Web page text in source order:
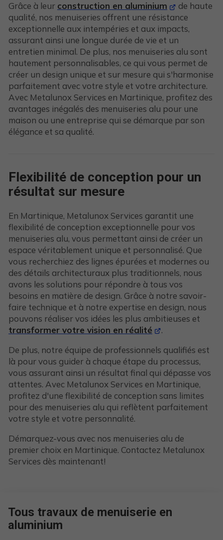
Grâce à leur construction en aluminium
de haute
qualité, nos menuiseries offrent une résistance
exceptionnelle aux intempéries et aux impacts,
assurant ainsi une longue durée de vie et un
entretien minimal. De plus, nos menuiseries alu sont
hautement personnalisables, ce qui vous permet de
créer un design unique et sur mesure qui s'harmonise
parfaitement avec votre style et votre architecture.
Avec Metalunox Services en Martinique, profitez des
avantages inégalés des menuiseries alu pour une
maison ou une entreprise qui se démarque par son
élégance et sa qualité.
Flexibilité de conception pour un
résultat sur mesure
En Martinique, Metalunox Services garantit une
flexibilité de conception exceptionnelle pour vos
menuiseries alu, vous permettant ainsi de créer un
espace véritablement unique et personnalisé. Que
vous recherchiez des lignes épurées et modernes ou
des détails architecturaux plus traditionnels, nous
avons les solutions pour répondre à tous vos
besoins en matière de design. Grâce à notre savoir-
faire technique et à notre expertise en design, nous
pouvons réaliser vos idées les plus ambitieuses et
transformer votre vision en réalité
.
De plus, notre équipe de professionnels qualifiés est
là pour vous guider à chaque étape du processus,
vous assurant ainsi un résultat final qui dépasse vos
attentes. Avec Metalunox Services en Martinique,
profitez d'une flexibilité de conception sans limites
pour des menuiseries alu qui reflètent parfaitement
votre style et votre personnalité.
Démarquez-vous avec nos menuiseries alu de
premier choix en Martinique. Contactez Metalunox
Services dès maintenant!
Tous travaux de menuiserie en
aluminium